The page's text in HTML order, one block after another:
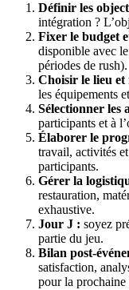
Définir les
intégration ?
Fixer le budget
disponible avec
périodes de rush).
Choisir le lieu et
les équipements
Sélectionner les
participants et à
Élaborer le
travail, activités
participants.
Gérer la
restauration,
exhaustive.
Jour J : soyez
partie du jeu.
Bilan post-
satisfaction,
pour la prochaine